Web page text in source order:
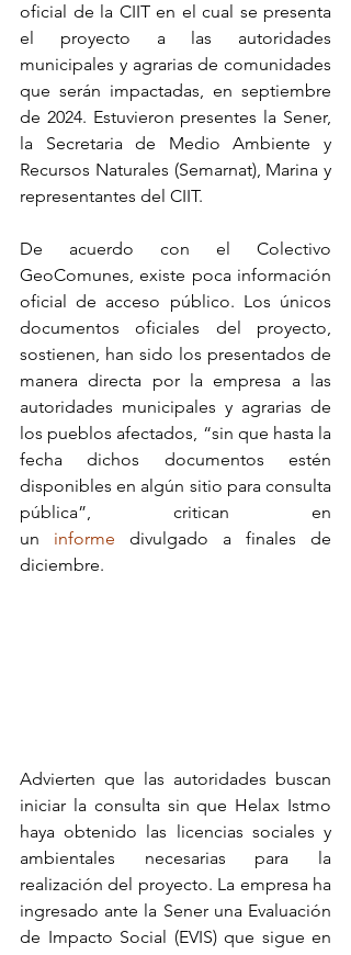
oficial de la CIIT en el cual se presenta
el proyecto a las autoridades
municipales y agrarias de comunidades
que serán impactadas, en septiembre
de 2024. Estuvieron presentes la Sener,
la Secretaria de Medio Ambiente y
Recursos Naturales (Semarnat), Marina y
representantes del CIIT.
De acuerdo con el Colectivo
GeoComunes, existe poca información
oficial de acceso público. Los únicos
documentos oficiales del proyecto,
sostienen, han sido los presentados de
manera directa por la empresa a las
autoridades municipales y agrarias de
los pueblos afectados, “sin que hasta la
fecha dichos documentos estén
disponibles en algún sitio para consulta
pública”, critican en
un informe divulgado a finales de
diciembre.
Advierten que las autoridades buscan
iniciar la consulta sin que Helax Istmo
haya obtenido las licencias sociales y
ambientales necesarias para la
realización del proyecto. La empresa ha
ingresado ante la Sener una Evaluación
de Impacto Social (EVIS) que sigue en